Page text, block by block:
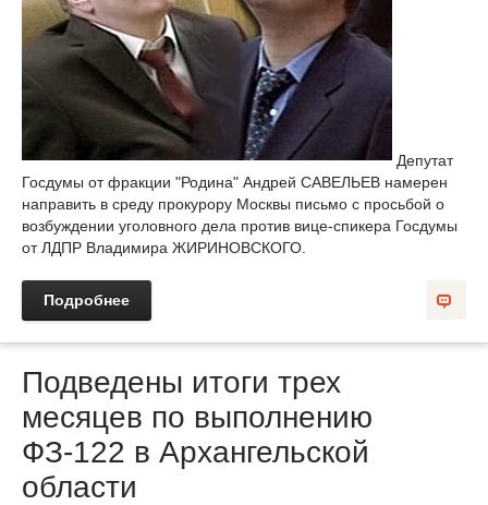
Депутат
Госдумы от фракции "Родина" Андрей САВЕЛЬЕВ намерен
направить в среду прокурору Москвы письмо с просьбой о
возбуждении уголовного дела против вице-спикера Госдумы
от ЛДПР Владимира ЖИРИНОВСКОГО.
Подробнее
Подведены итоги трех
месяцев по выполнению
ФЗ-122 в Архангельской
области